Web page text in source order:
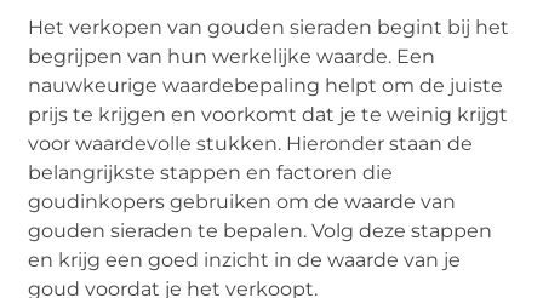
Het verkopen van gouden sieraden begint bij het
begrijpen van hun werkelijke waarde. Een
nauwkeurige waardebepaling helpt om de juiste
prijs te krijgen en voorkomt dat je te weinig krijgt
voor waardevolle stukken. Hieronder staan de
belangrijkste stappen en factoren die
goudinkopers gebruiken om de waarde van
gouden sieraden te bepalen. Volg deze stappen
en krijg een goed inzicht in de waarde van je
goud voordat je het verkoopt.